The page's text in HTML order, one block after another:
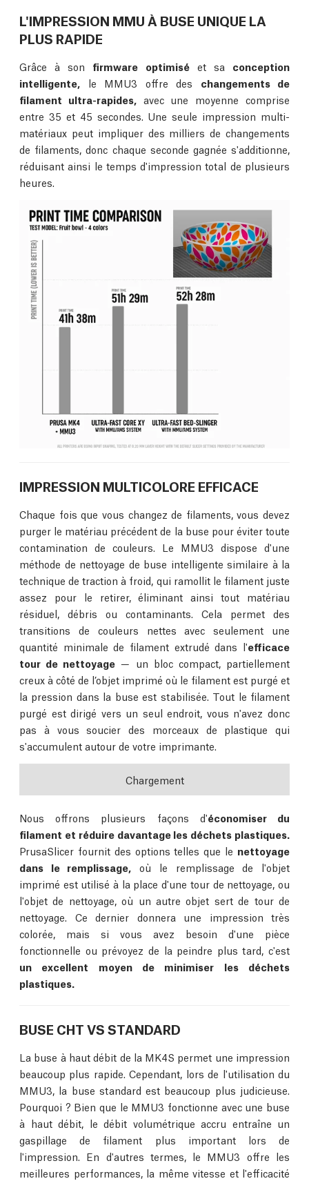
L'IMPRESSION MMU À BUSE UNIQUE LA
PLUS RAPIDE
Grâce à son firmware optimiséet sa conception
intelligente, le MMU3 offre des changements de
filament ultra-rapides,avec une moyenne comprise
entre 35 et 45 secondes. Une seule impression multi-
matériaux peut impliquer des milliers de changements
de filaments, donc chaque seconde gagnée s'additionne,
réduisant ainsi le temps d'impression total de plusieurs
heures.
IMPRESSION MULTICOLORE EFFICACE
Chaque fois que vous changez de filaments, vous devez
purger le matériau précédent de la buse pour éviter toute
contamination de couleurs. Le MMU3 dispose d'une
méthode de nettoyage de buse intelligente similaire à la
technique de traction à froid, qui ramollit le filament juste
assez pour le retirer, éliminant ainsi tout matériau
résiduel, débris ou contaminants. Cela permet des
transitions de couleurs nettes avec seulement une
quantité minimale de filament extrudé dans l'efficace
tour de nettoyage — un bloc compact, partiellement
creux à côté de l’objet imprimé où le filament est purgé et
la pression dans la buse est stabilisée. Tout le filament
purgé est dirigé vers un seul endroit, vous n'avez donc
pas à vous soucier des morceaux de plastique qui
s'accumulent autour de votre imprimante.
Chargement
Nous offrons plusieurs façons d'économiser du
filament et réduire davantage les déchets plastiques.
PrusaSlicer fournit des options telles que le nettoyage
dans le remplissage,
où le remplissage de l'objet
imprimé est utilisé à la place d'une tour de nettoyage, ou
l'objet de nettoyage, où un autre objet sert de tour de
nettoyage. Ce dernier donnera une impression très
colorée, mais si vous avez besoin d'une pièce
fonctionnelle ou prévoyez de la peindre plus tard, c'est
un excellent moyen de minimiser les déchets
plastiques.
BUSE CHT VS STANDARD
La buse à haut débit de la MK4S permet une impression
beaucoup plus rapide. Cependant, lors de l'utilisation du
MMU3, la buse standard est beaucoup plus judicieuse.
Pourquoi ? Bien que le MMU3 fonctionne avec une buse
à haut débit, le débit volumétrique accru entraîne un
gaspillage de filament plus important lors de
l'impression. En d'autres termes, le MMU3 offre les
meilleures performances, la même vitesse et l'efficacité